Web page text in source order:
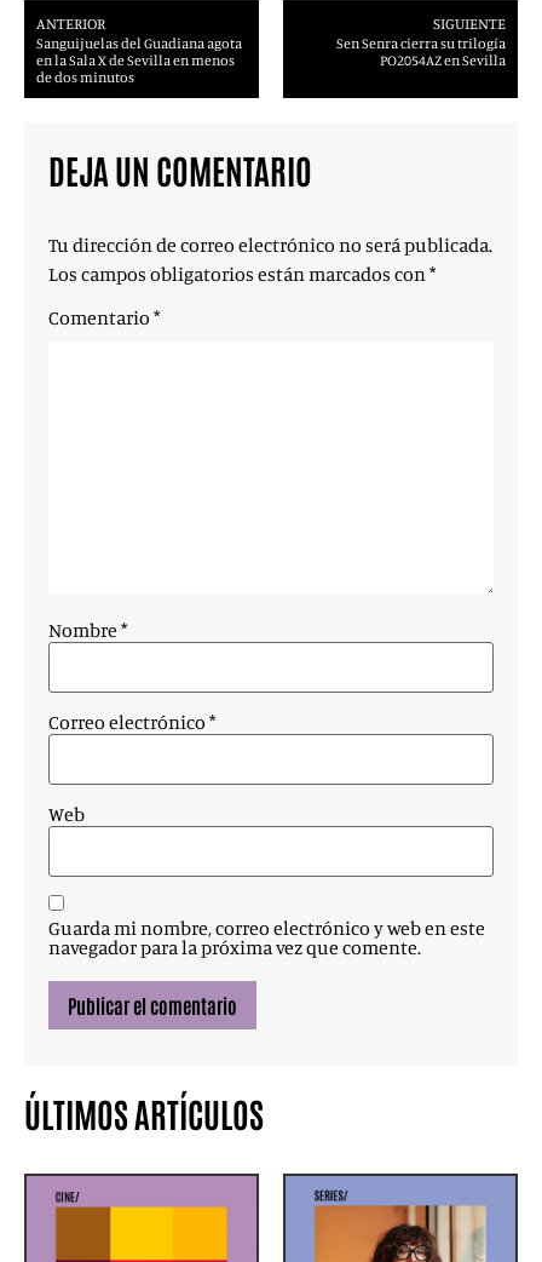
ANTERIOR
Sanguijuelas del Guadiana agota
en la Sala X de Sevilla en menos
de dos minutos
SIGUIENTE
Sen Senra cierra su trilogía
PO2054AZ en Sevilla
DEJA UN COMENTARIO
Tu dirección de correo electrónico no será publicada.
Los campos obligatorios están marcados con*
Comentario *
Nombre *
Correo electrónico *
Web
Guarda mi nombre, correo electrónico y web en este
navegador para la próxima vez que comente.
ÚLTIMOS ARTÍCULOS